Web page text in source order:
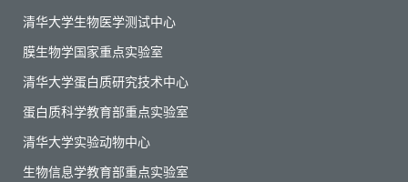
清华大学生物医学测试中心
膜生物学国家重点实验室
清华大学蛋白质研究技术中心
蛋白质科学教育部重点实验室
清华大学实验动物中心
生物信息学教育部重点实验室